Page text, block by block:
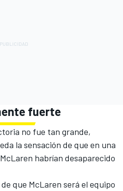
fuerte
no fue tan grande,
la sensación de que en una
habrían desaparecido
que McLaren será el equipo